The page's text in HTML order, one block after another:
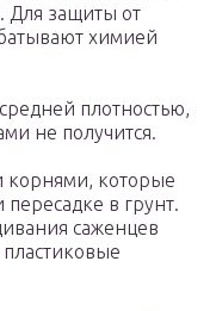
Для защиты от
химией
плотностью,
не получится.
корнями, которые
в грунт.
саженцев